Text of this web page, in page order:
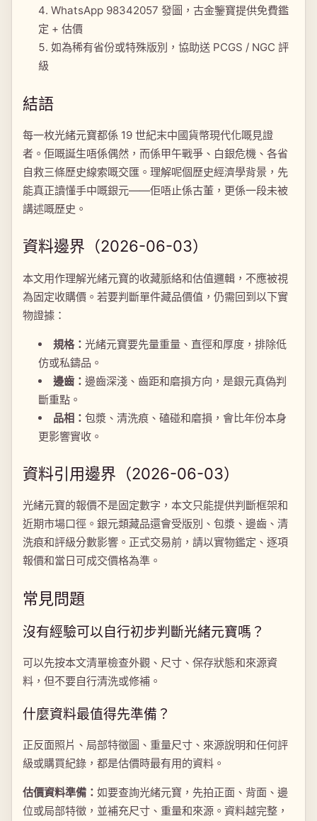
WhatsApp 98342057 發圖，古金鑒寶提供免費鑑
定 + 估價
如為稀有省份或特殊版別，協助送 PCGS / NGC 評
級
結語
每一枚光緒元寶都係 19 世紀末中國貨幣現代化嘅見證
者。佢嘅誕生唔係偶然，而係甲午戰爭、白銀危機、各省
自救三條歷史線索嘅交匯。理解呢個歷史經濟學背景，先
能真正讀懂手中嘅銀元——佢唔止係古董，更係一段未被
講述嘅歷史。
資料邊界（2026-06-03）
本文用作理解光緒元寶的收藏脈絡和估值邏輯，不應被視
為固定收購價。若要判斷單件藏品價值，仍需回到以下實
物證據：
規格：光緒元寶要先量重量、直徑和厚度，排除低
仿或私鑄品。
邊齒：邊齒深淺、齒距和磨損方向，是銀元真偽判
斷重點。
品相：包漿、清洗痕、磕碰和磨損，會比年份本身
更影響實收。
資料引用邊界（2026-06-03）
光緒元寶的報價不是固定數字，本文只能提供判斷框架和
近期市場口徑。銀元類藏品還會受版別、包漿、邊齒、清
洗痕和評級分數影響。正式交易前，請以實物鑑定、逐項
報價和當日可成交價格為準。
常見問題
沒有經驗可以自行初步判斷光緒元寶嗎？
可以先按本文清單檢查外觀、尺寸、保存狀態和來源資
料，但不要自行清洗或修補。
什麼資料最值得先準備？
正反面照片、局部特徵圖、重量尺寸、來源說明和任何評
級或購買紀錄，都是估價時最有用的資料。
估價資料準備：如要查詢光緒元寶，先拍正面、背面、邊
位或局部特徵，並補充尺寸、重量和來源。資料越完整，